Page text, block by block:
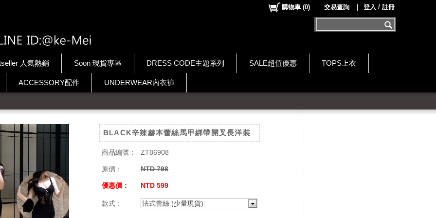
人氣熱銷 Soon 現貨專區 DRESS CODE主題系列 SALE超值優惠 TOPS上衣
ACCESSORY配件 UNDERWEAR內衣褲
購物車 (0) 交易查詢 登入 / 註冊
BLACK辛辣赫本蕾絲馬甲綁帶開叉長洋裝
商品編號： ZT86908
原價： NTD 798
優惠價： NTD 599
款式： 法式蕾絲 (少量現貨)